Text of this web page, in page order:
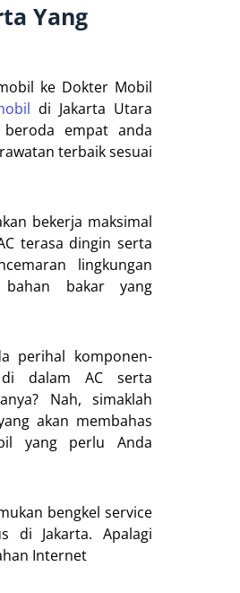
Yang
ke Dokter Mobil
di Jakarta Utara
empat anda
terbaik sesuai
bekerja maksimal
terasa dingin serta
lingkungan
bahan bakar yang
perihal komponen-
dalam AC serta
Nah, simaklah
akan membahas
yang perlu Anda
bengkel service
di Jakarta. Apalagi
Internet